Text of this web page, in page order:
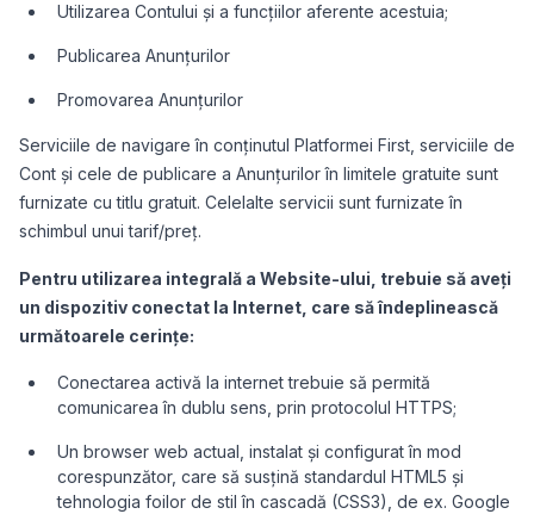
Utilizarea Contului și a funcțiilor aferente acestuia;
Publicarea Anunțurilor
Promovarea Anunțurilor
Serviciile de navigare în conținutul Platformei First, serviciile de
Cont și cele de publicare a Anunțurilor în limitele gratuite sunt
furnizate cu titlu gratuit. Celelalte servicii sunt furnizate în
schimbul unui tarif/preț.
Pentru utilizarea integrală a Website-ului, trebuie să aveți
un dispozitiv conectat la Internet, care să îndeplinească
următoarele cerințe:
Conectarea activă la internet trebuie să permită
comunicarea în dublu sens, prin protocolul HTTPS;
Un browser web actual, instalat și configurat în mod
corespunzător, care să susțină standardul HTML5 și
tehnologia foilor de stil în cascadă (CSS3), de ex. Google